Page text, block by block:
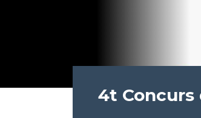
4t Concurs